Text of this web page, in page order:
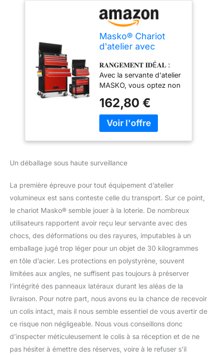
Masko® Chariot
d'atelier avec
Compartiments,
verrouillable, métal
Robuste | Chariot à
Outils sans Outils |
Chariot pour Le
Rangement des
Outils avec Serrure,
𝐑𝐀𝐍𝐆𝐄𝐌𝐄𝐍𝐓 𝐈𝐃É𝐀𝐋 :
Avec la servante d'atelier
MASKO, vous optez non
support de rangement
optimal, mais aussi pour
un tri idéal et efficace de
équipé avec 9
Fabriqué en acier massif
| Plan de travail robuste
et résistant aux rayures|
roulements à billes
𝐑𝐀𝐍𝐆𝐄𝐌𝐄𝐍𝐓 𝐒𝐈𝐌𝐏𝐋𝐄 :
Le revêtement
antidérapant des tiroirs
outils en place et d'éviter
les cliquetis lors du
déplacement du chariot
𝐅𝐋𝐄𝐗𝐈𝐁𝐋𝐄
𝐃’𝐔𝐓𝐈𝐋𝐈𝐒𝐀𝐓𝐈𝐎𝐍 : 2
roulettes pivotantes avec
frein de blocage pour
162,80 €
Un déballage sous haute surveillance
La première épreuve pour tout équipement d’atelier
volumineux est sans conteste celle du transport. Sur ce point,
le chariot Masko® semble jouer à la loterie. De nombreux
utilisateurs rapportent avoir reçu leur servante avec des
chocs, des déformations ou des rayures, imputables à un
emballage jugé trop léger pour un objet de 30 kilogrammes
en tôle d’acier. Les protections en polystyrène, souvent
limitées aux angles, ne suffisent pas toujours à préserver
l’intégrité des panneaux latéraux durant les aléas de la
livraison. Pour notre part, nous avons eu la chance de recevoir
un colis intact, mais il nous semble essentiel de vous avertir de
ce risque non négligeable. Nous vous conseillons donc
d’inspecter méticuleusement le colis à sa réception et de ne
pas hésiter à émettre des réserves, voire à le refuser s’il